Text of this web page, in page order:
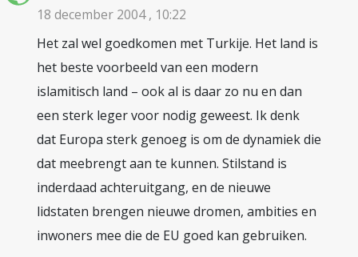
18 december 2004 , 10:22
Het zal wel goedkomen met Turkije. Het land is
het beste voorbeeld van een modern
islamitisch land – ook al is daar zo nu en dan
een sterk leger voor nodig geweest. Ik denk
dat Europa sterk genoeg is om de dynamiek die
dat meebrengt aan te kunnen. Stilstand is
inderdaad achteruitgang, en de nieuwe
lidstaten brengen nieuwe dromen, ambities en
inwoners mee die de EU goed kan gebruiken.